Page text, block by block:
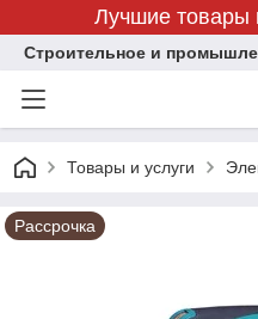
Лучшие товары
Строительное и
Товары и услуги
Рассрочка